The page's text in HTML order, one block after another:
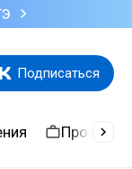
Подписаться